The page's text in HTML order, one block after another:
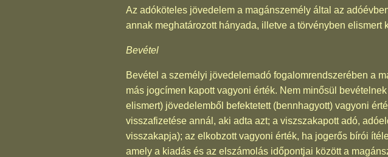
Az adóköteles jövedelem a magánszemély által az
annak meghatározott hányada, illetve a törvényben elismert
Bevétel
Bevétel a személyi jövedelemadó fogalomrendszerében a
más jogcímen kapott vagyoni érték. Nem minősül
elismert) jövedelemből befektetett (bennhagyott) vagyoni
visszafizetése annál, aki adta azt; a viszszakapott adó,
visszakapja); az elkobzott vagyoni érték, ha jogerős bírói
amely a kiadás és az elszámolás időpontjai között a